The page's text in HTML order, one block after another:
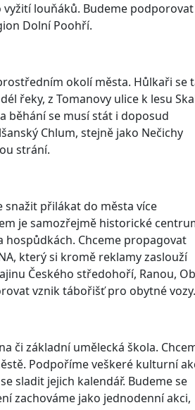
louňáků. Budeme podporovat
Dolní Poohří.
okolí města. Hůlkaři se
řeky, z Tomanovy ulice k lesu
běhání se musí stát i doposud
Chlum, stejně jako Nečichy
strání.
přilákat do města více
je samozřejmě historické
hospůdkách. Chceme propagovat
který si kromě reklamy zaslouží
Českého středohoří, Ranou,
vznik tábořišť pro obytné vozy.
či základní umělecká škola.
Podpoříme veškeré kulturní
sladit jejich kalendář. Budeme se
zachováme jako jednodenní akci,